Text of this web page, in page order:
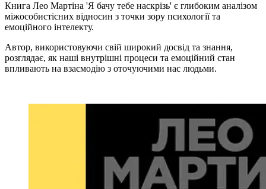
Книга Лео Мартіна 'Я бачу тебе наскрізь' є глибоким аналізом
міжособистісних відносин з точки зору психології та
емоційного інтелекту.
Автор, використовуючи свій широкий досвід та знання,
розглядає, як наші внутрішні процеси та емоційний стан
впливають на взаємодію з оточуючими нас людьми.